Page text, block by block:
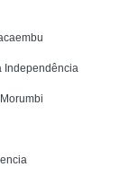
Independência